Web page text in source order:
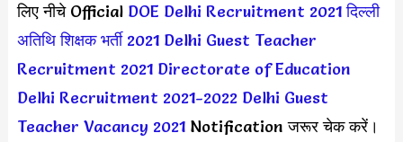
लिए नीचे Official DOE Delhi Recruitment 2021 दिल्ली
अतिथि शिक्षक भर्ती 2021 Delhi Guest Teacher
Recruitment 2021 Directorate of Education
Delhi Recruitment 2021-2022 Delhi Guest
Teacher Vacancy 2021Notification जरूर चेक करें।